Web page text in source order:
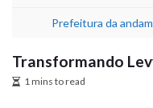
Prefeitura da
Transformando
1 mins to read